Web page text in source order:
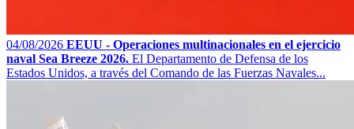
04/08/2026 EEUU - Operaciones multinacionales en el ejercicio
naval Sea Breeze 2026. El Departamento de Defensa de los
Estados Unidos, a través del Comando de las Fuerzas Navales...